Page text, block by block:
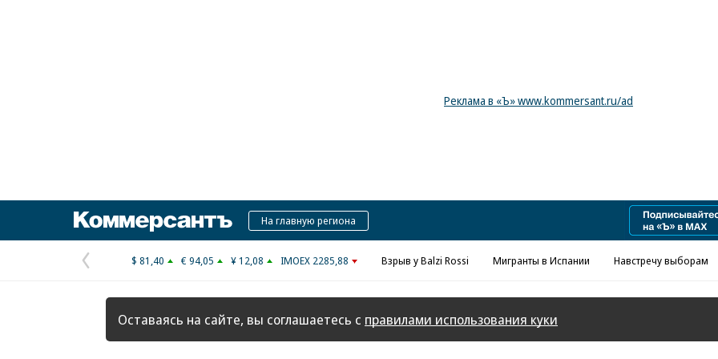
Реклама в «Ъ» www.kommersant.ru/ad
КоммерсантъНа главную региона
Предыдущая
страница
$ 81,40 € 94,05 ¥ 12,08 IMOEX 2285,88 Взрыв у Balzi Rossi Мигранты в Испании Навстречу выборам
Оставаясь на сайте, вы соглашаетесь с правилами использования куки